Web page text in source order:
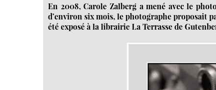
En 2008, Carole Zalberg a mené avec le
d’environ six mois, le photographe proposait
été exposé à la librairie La Terrasse de